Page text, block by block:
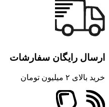
ارسال رایگان سفارشات
خرید بالای ۲ میلیون تومان